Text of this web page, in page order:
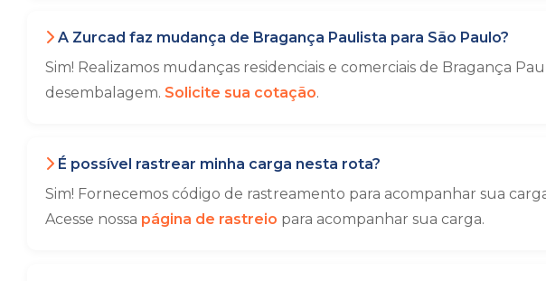
A Zurcad faz mudança de Bragança Paulista para São Paulo?
Sim! Realizamos mudanças residenciais e comerciais de Bragança
desembalagem. Solicite sua cotação.
É possível rastrear minha carga nesta rota?
Sim! Fornecemos código de rastreamento para acompanhar sua
Acesse nossa página de rastreio para acompanhar sua carga.